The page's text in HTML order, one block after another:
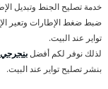
خدمة تصليح الجنط وتبديل
ضبط ضغط الإطارات وتعير
تواير عند البيت.
لذلك نوفر لكم أفضل
بنشر تصليح تواير عند البيت.